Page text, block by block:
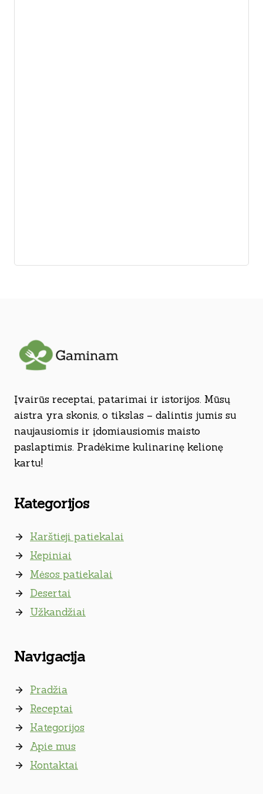
Įvairūs receptai, patarimai ir istorijos. Mūsų
aistra yra skonis, o tikslas – dalintis jumis su
naujausiomis ir įdomiausiomis maisto
paslaptimis. Pradėkime kulinarinę kelionę
kartu!
Kategorijos
Karštieji patiekalai
Kepiniai
Mėsos patiekalai
Desertai
Užkandžiai
Navigacija
Pradžia
Receptai
Kategorijos
Apie mus
Kontaktai